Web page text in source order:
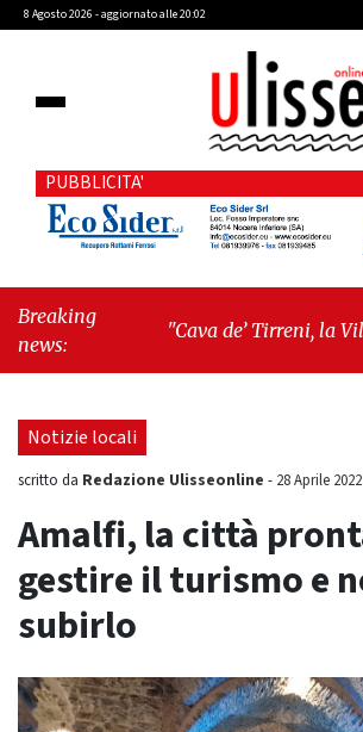
8 Agosto 2026 - aggiornato alle 20:02
PUBBLICITA'
Breaking
news:
"Cava de’ Tirreni, la Villa
consiliare: “Serve chiarezza!”"
Notizie locali
scritto da Redazione Ulisseonline - 28 Aprile
Amalfi, la città
gestire il turismo e
subirlo